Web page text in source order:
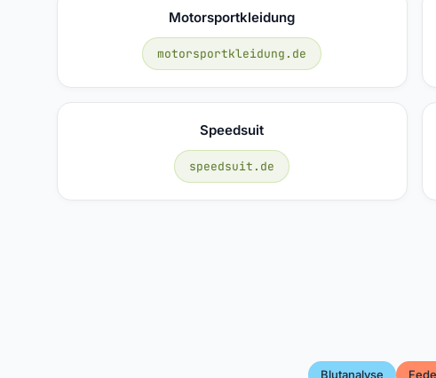
Motorsportkleidung
motorsportkleidung.de
Speedsuit
speedsuit.de
Blutanalyse